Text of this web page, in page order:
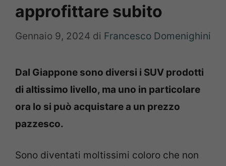
approfittare subito
Gennaio 9, 2024 di Francesco Domenighini
Dal Giappone sono diversi i SUV prodotti
di altissimo livello, ma uno in particolare
ora lo si può acquistare a un prezzo
pazzesco.
Sono diventati moltissimi coloro che non